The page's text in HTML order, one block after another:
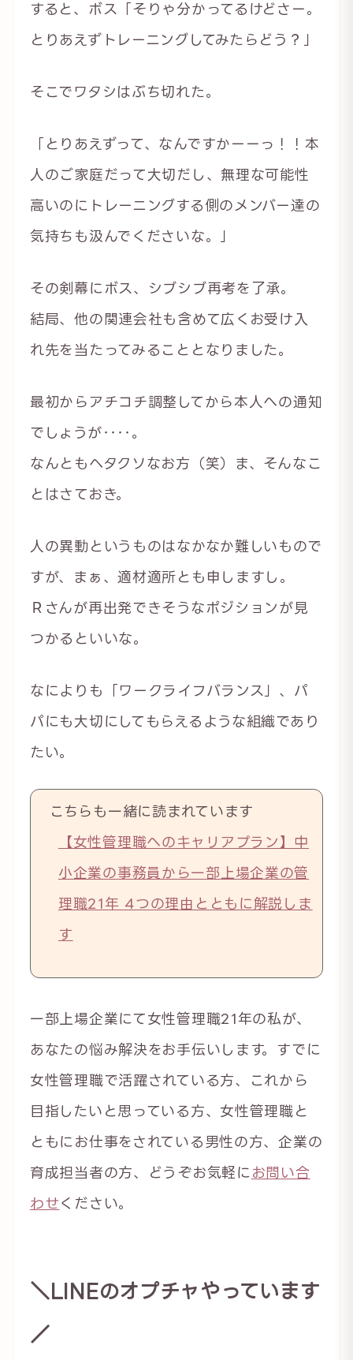
すると、ボス「そりゃ分かってるけどさー。
とりあえずトレーニングしてみたらどう？」
そこでワタシはぶち切れた。
「とりあえずって、なんですかーーっ！！本
人のご家庭だって大切だし、無理な可能性
高いのにトレーニングする側のメンバー達の
気持ちも汲んでくださいな。」
その剣幕にボス、シブシブ再考を了承。
結局、他の関連会社も含めて広くお受け入
れ先を当たってみることとなりました。
最初からアチコチ調整してから本人への通知
でしょうが‥‥。
なんともヘタクソなお方（笑）ま、そんなこ
とはさておき。
人の異動というものはなかなか難しいもので
すが、まぁ、適材適所とも申しますし。
Ｒさんが再出発できそうなポジションが見
つかるといいな。
なによりも「ワークライフバランス」、パ
パにも大切にしてもらえるような組織であり
たい。
こちらも一緒に読まれています
【女性管理職へのキャリアプラン】中
小企業の事務員から一部上場企業の管
理職21年 4つの理由とともに解説しま
す
一部上場企業にて女性管理職21年の私が、
あなたの悩み解決をお手伝いします。すでに
女性管理職で活躍されている方、これから
目指したいと思っている方、女性管理職と
ともにお仕事をされている男性の方、企業の
育成担当者の方、どうぞお気軽に お問い合
わせ ください。
＼LINEのオプチャやっています
／